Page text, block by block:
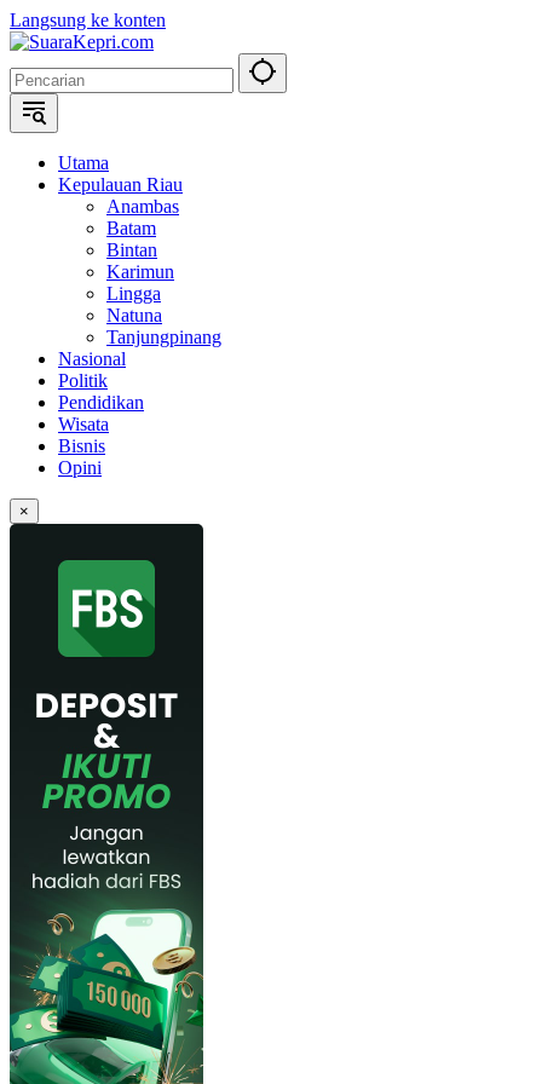
Langsung ke konten
Utama
Kepulauan Riau
Anambas
Batam
Bintan
Karimun
Lingga
Natuna
Tanjungpinang
Nasional
Politik
Pendidikan
Wisata
Bisnis
Opini
×